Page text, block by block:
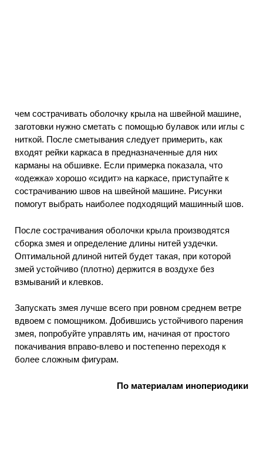
чем сострачивать оболочку крыла на швейной машине,
заготовки нужно сметать с помощью булавок или иглы с
ниткой. После сметывания следует примерить, как
входят рейки каркаса в предназначенные для них
карманы на обшивке. Если примерка показала, что
«одежка» хорошо «сидит» на каркасе, приступайте к
сострачиванию швов на швейной машине. Рисунки
помогут выбрать наиболее подходящий машинный шов.
После сострачивания оболочки крыла производятся
сборка змея и определение длины нитей уздечки.
Оптимальной длиной нитей будет такая, при которой
змей устойчиво (плотно) держится в воздухе без
взмываний и клевков.
Запускать змея лучше всего при ровном среднем ветре
вдвоем с помощником. Добившись устойчивого парения
змея, попробуйте управлять им, начиная от простого
покачивания вправо-влево и постепенно переходя к
более сложным фигурам.
По материалам инопериодики